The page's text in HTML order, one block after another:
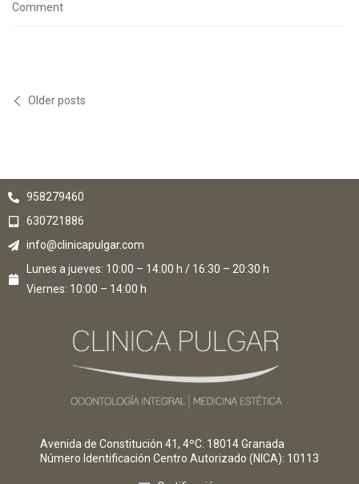
Comment
Older posts
958279460
630721886
info@clinicapulgar.com
Lunes a jueves: 10:00 – 14:00 h / 16:30 – 20:30 h
Viernes: 10:00 – 14:00 h
Avenida de Constitución 41, 4ºC. 18014 Granada
Número Identificación Centro Autorizado (NICA): 10113